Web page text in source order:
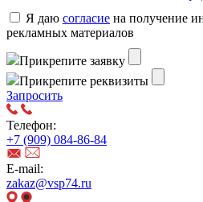
Я даю согласие на получение
рекламных материалов
Прикрепите заявку
Прикрепите реквизиты
Запросить
Телефон:
+7 (909) 084-86-84
E-mail:
zakaz@vsp74.ru